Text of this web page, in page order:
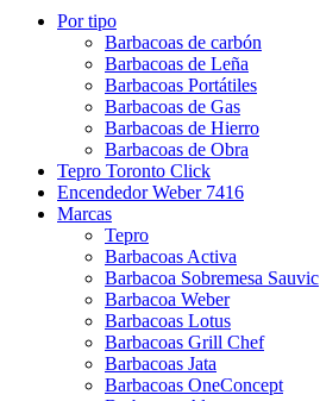
Por tipo
Barbacoas de carbón
Barbacoas de Leña
Barbacoas Portátiles
Barbacoas de Gas
Barbacoas de Hierro
Barbacoas de Obra
Tepro Toronto Click
Encendedor Weber 7416
Marcas
Tepro
Barbacoas Activa
Barbacoa Sobremesa Sauvic
Barbacoa Weber
Barbacoas Lotus
Barbacoas Grill Chef
Barbacoas Jata
Barbacoas OneConcept